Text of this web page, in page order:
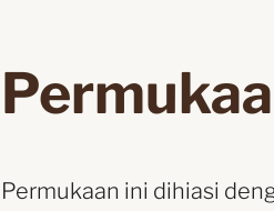
Permukaan ini dihiasi